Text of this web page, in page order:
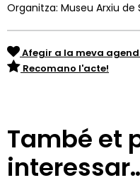
Organitza: Museu Arxiu
Afegir a la meva
Recomano l'acte!
També et